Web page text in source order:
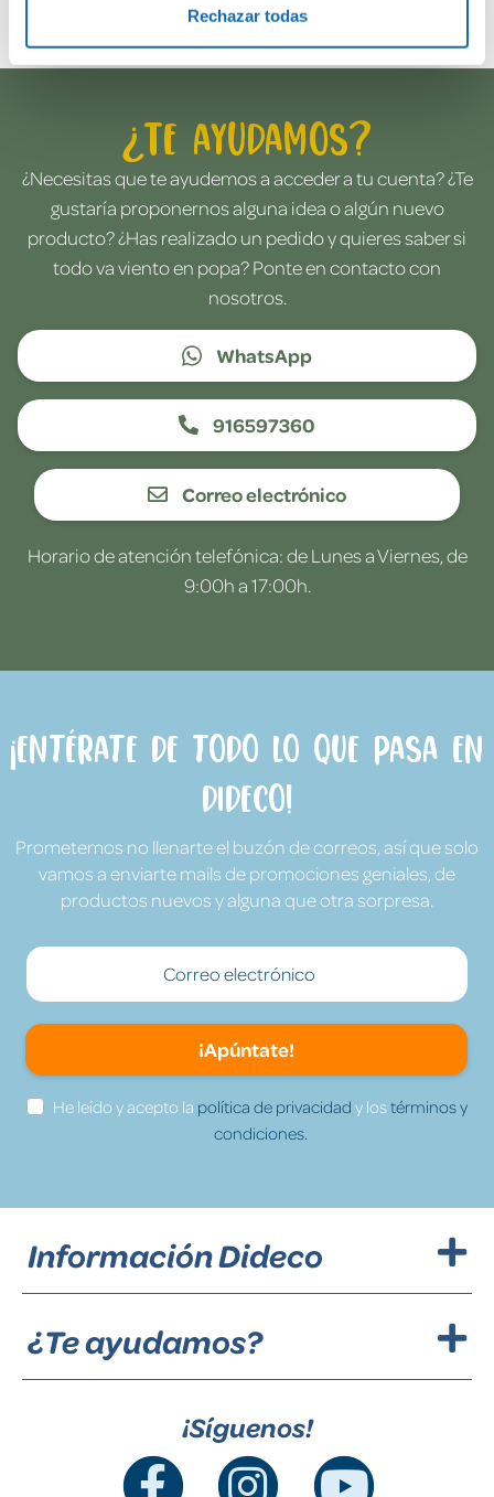
Rechazar todas
¿Te ayudamos?
¿Necesitas que te ayudemos a acceder a tu cuenta? ¿Te
gustaría proponernos alguna idea o algún nuevo
producto? ¿Has realizado un pedido y quieres saber si
todo va viento en popa? Ponte en contacto con
nosotros.
WhatsApp
916597360
Correo electrónico
Horario de atención telefónica: de Lunes a Viernes, de
9:00h a 17:00h.
¡Entérate de todo lo que pasa en
Dideco!
Prometemos no llenarte el buzón de correos, así que solo
vamos a enviarte mails de promociones geniales, de
productos nuevos y alguna que otra sorpresa.
¡Apúntate!
He leído y acepto la política de privacidad y lostérminos y
condiciones.
Información Dideco
¿Te ayudamos?
¡Síguenos!